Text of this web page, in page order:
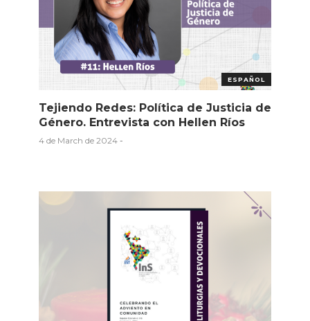
ESPAÑOL
Tejiendo Redes: Política de Justicia de
Género. Entrevista con Hellen Ríos
4 de March de 2024-